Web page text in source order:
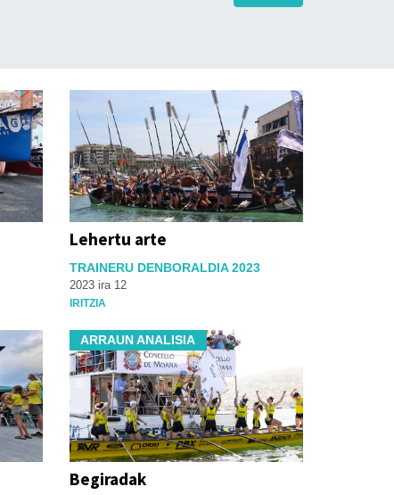
Lehertu arte
TRAINERU DENBORALDIA 2023
2023 ira 12
IRITZIA
ARRAUN ANALISIA
Begiradak